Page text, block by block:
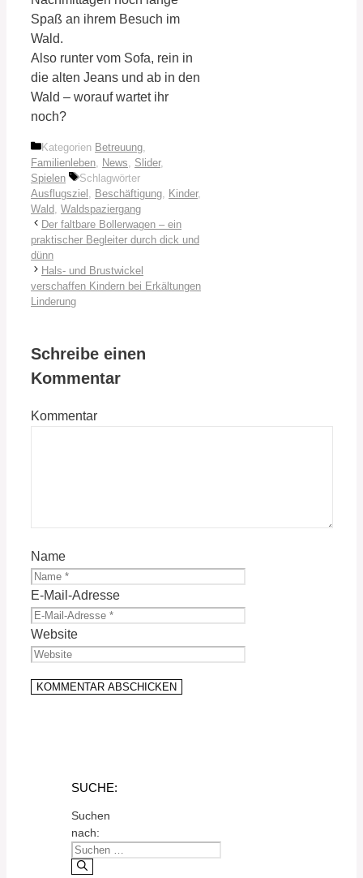
Spaß an ihrem Besuch im
Wald.
Also runter vom Sofa, rein in
die alten Jeans und ab in den
Wald – worauf wartet ihr
noch?
Kategorien Betreuung
Familienleben
News Slider,
Spielen
Schlagwörter
Ausflugsziel
Beschäftigung Kinder,
Wald Waldspaziergang
Der faltbare Bollerwagen – ein
praktischer Begleiter durch dick und
dünn
Hals- und Brustwickel
verschaffen Kindern bei Erkältungen
Linderung
Schreibe einen
Kommentar
Kommentar
Name
E-Mail-Adresse
Website
SUCHE:
Suchen
nach: